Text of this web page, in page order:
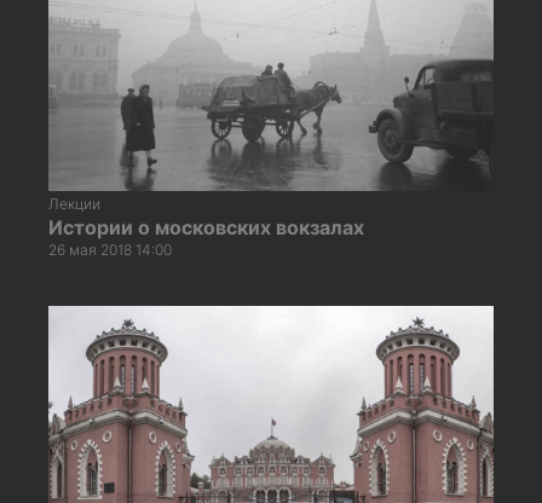
Лекции
Истории о московских вокзалах
26 мая 2018 14:00